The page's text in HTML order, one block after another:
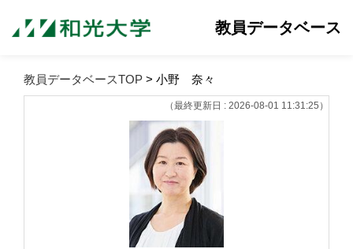
教員データベース
教員データベースTOP > 小野 奈々
（最終更新日 : 2026-08-01 11:31:25）